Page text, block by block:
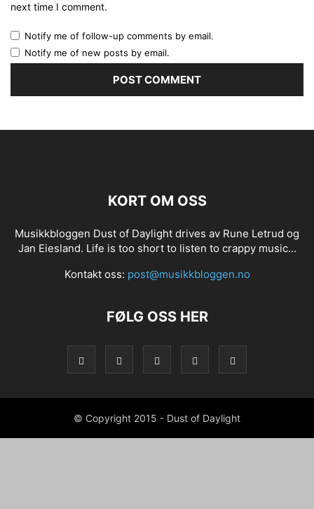
next time I comment.
Notify me of follow-up comments by email.
Notify me of new posts by email.
KORT OM OSS
Musikkbloggen Dust of Daylight drives av Rune Letrud og
Jan Eiesland. Life is too short to listen to crappy music...
Kontakt oss: post@musikkbloggen.no
FØLG OSS HER
© Copyright 2015 - Dust of Daylight